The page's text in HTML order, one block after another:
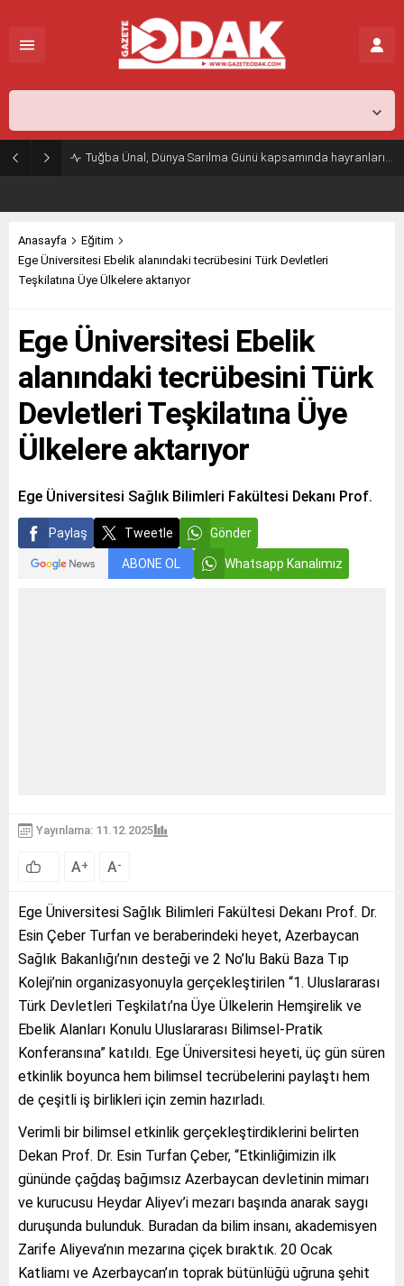
Tuğba Ünal, Dünya Sarılma Günü kapsamında hayranlarıyla buluştu
Anasayfa
Eğitim
Ege Üniversitesi Ebelik alanındaki tecrübesini Türk Devletleri
Teşkilatına Üye Ülkelere aktarıyor
Ege Üniversitesi Ebelik
alanındaki tecrübesini Türk
Devletleri Teşkilatına Üye
Ülkelere aktarıyor
Ege Üniversitesi Sağlık Bilimleri Fakültesi Dekanı Prof.
Paylaş Tweetle Gönder
ABONE OL Whatsapp Kanalımız
Yayınlama: 11.12.2025
A+ A-
Ege Üniversitesi Sağlık Bilimleri Fakültesi Dekanı Prof. Dr.
Esin Çeber Turfan ve beraberindeki heyet, Azerbaycan
Sağlık Bakanlığı’nın desteği ve 2 No’lu Bakü Baza Tıp
Koleji’nin organizasyonuyla gerçekleştirilen “1. Uluslararası
Türk Devletleri Teşkilatı’na Üye Ülkelerin Hemşirelik ve
Ebelik Alanları Konulu Uluslararası Bilimsel-Pratik
Konferansına” katıldı. Ege Üniversitesi heyeti, üç gün süren
etkinlik boyunca hem bilimsel tecrübelerini paylaştı hem
de çeşitli iş birlikleri için zemin hazırladı.
Verimli bir bilimsel etkinlik gerçekleştirdiklerini belirten
Dekan Prof. Dr. Esin Turfan Çeber, “Etkinliğimizin ilk
gününde çağdaş bağımsız Azerbaycan devletinin mimarı
ve kurucusu Heydar Aliyev’i mezarı başında anarak saygı
duruşunda bulunduk. Buradan da bilim insanı, akademisyen
Zarife Aliyeva’nın mezarına çiçek bıraktık. 20 Ocak
Katliamı ve Azerbaycan’ın toprak bütünlüğü uğruna şehit